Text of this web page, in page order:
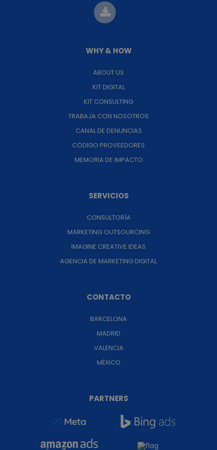
WHY & HOW
ABOUT US
KIT DIGITAL
KIT CONSULTING
TRABAJA CON NOSOTROS
CANAL DE DENUNCIAS
CÓDIGO PROVEEDORES
MEMORIA DE IMPACTO
SERVICIOS
CONSULTORÍA
MARKETING OUTSOURCING
IMAGINE CREATIVE IDEAS
AGENCIA DE MARKETING DIGITAL
CONTACTO
BARCELONA
MADRID
VALENCIA
MÉXICO
PARTNERS